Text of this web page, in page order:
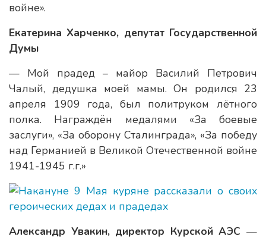
войне».
Екатерина Харченко, депутат Государственной
Думы
— Мой прадед – майор Василий Петрович
Чалый, дедушка моей мамы. Он родился 23
апреля 1909 года, был политруком лётного
полка. Награждён медалями «За боевые
заслуги», «За оборону Сталинграда», «За победу
над Германией в Великой Отечественной войне
1941-1945 г.г.»
Александр Увакин, директор Курской АЭС —